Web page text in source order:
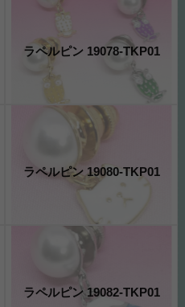
ラペルピン 19078-TKP01
ラペルピン 19080-TKP01
ラペルピン 19082-TKP01